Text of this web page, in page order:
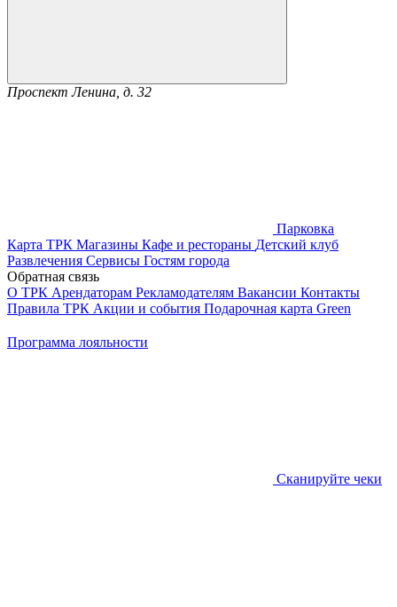
Проспект Ленина, д. 32
Парковка
Карта ТРК Магазины Кафе и рестораны Детский клуб
Развлечения Сервисы Гостям города
Обратная связь
О ТРК Арендаторам Рекламодателям Вакансии Контакты
Правила ТРК Акции и события Подарочная карта Green
Программа лояльности
Сканируйте чеки